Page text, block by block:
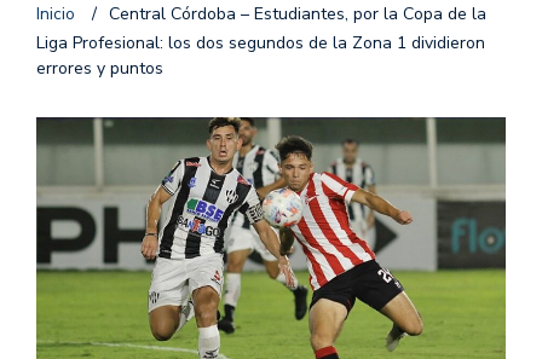
Inicio / Central Córdoba – Estudiantes, por la Copa de la
Liga Profesional: los dos segundos de la Zona 1 dividieron
errores y puntos